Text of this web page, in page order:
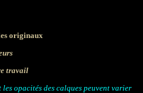
originaux
travail
opacités des calques peuvent varier